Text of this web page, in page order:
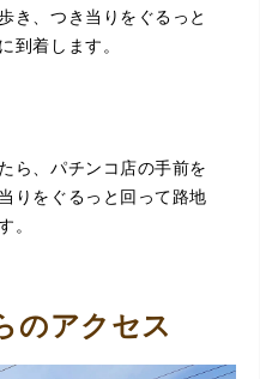
頂き思っていたよりの金
、良い金額だったので買
ば是非利用したいです。
き、つき当りをぐるっと
到着します。
ら、パチンコ店の手前を
りをぐるっと回って路地
。
のアクセス